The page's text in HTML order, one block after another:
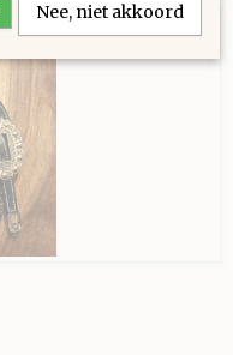
Nee, niet akkoord